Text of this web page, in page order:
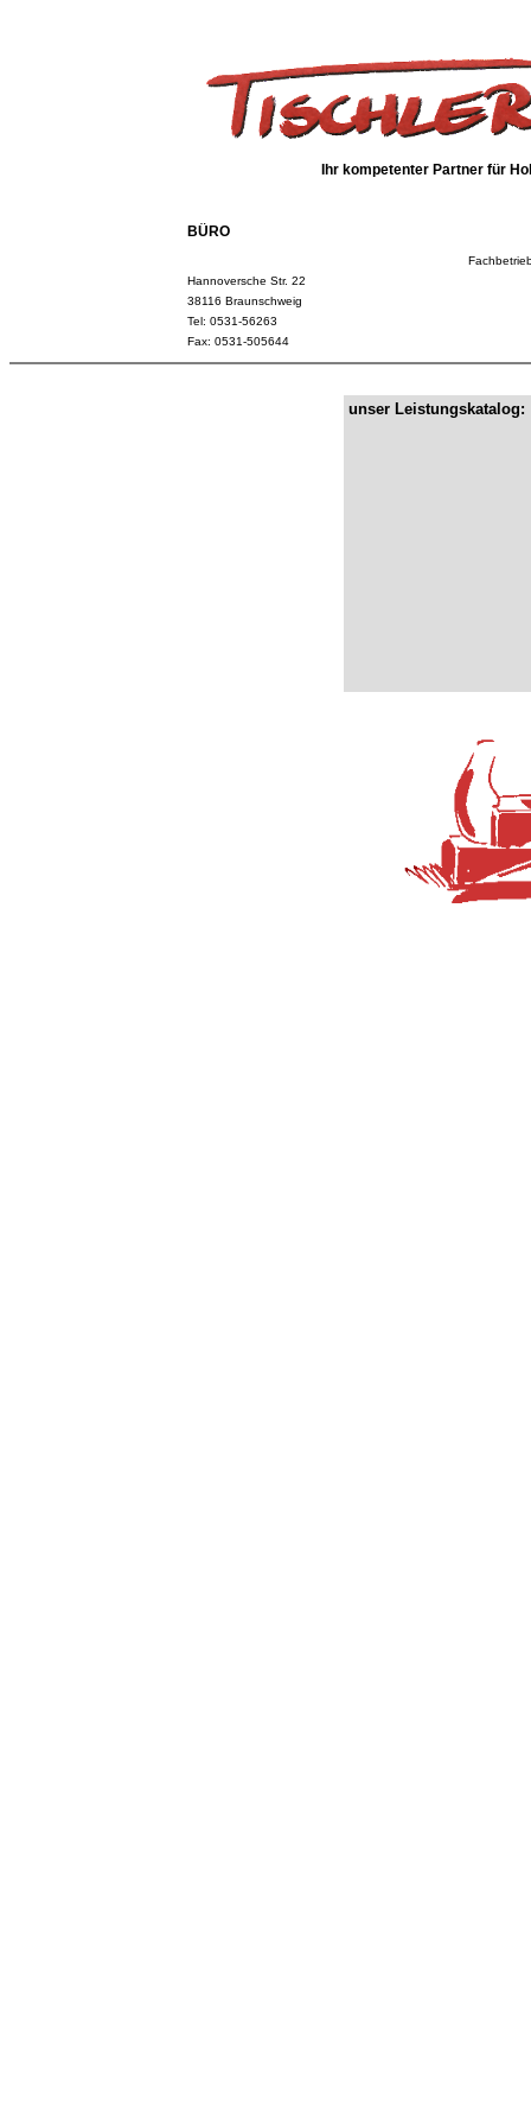
Ihr kompetenter Partner für
BÜRO
Hannoversche Str. 22
38116 Braunschweig
Tel: 0531-56263
Fax: 0531-505644
unser Leistungskatalog: